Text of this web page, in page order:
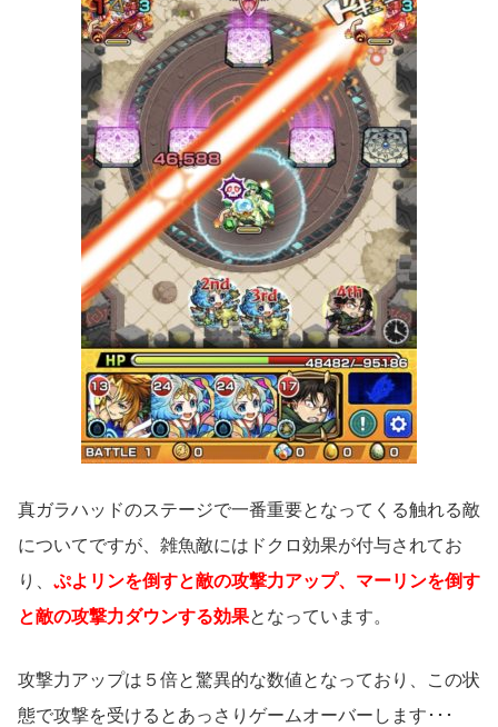
真ガラハッドのステージで一番重要となってくる触れる敵
についてですが、雑魚敵にはドクロ効果が付与されてお
り、 ぷよリンを倒すと敵の攻撃力アップ、マーリンを倒す
と敵の攻撃力ダウンする効果となっています。
攻撃力アップは５倍と驚異的な数値となっており、この状
態で攻撃を受けるとあっさりゲームオーバーします･･･